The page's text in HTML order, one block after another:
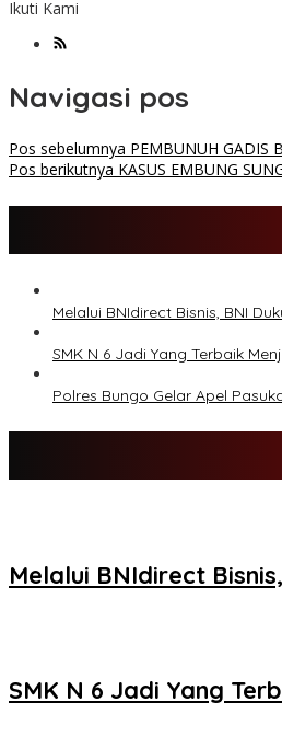
Ikuti Kami
Navigasi pos
Pos sebelumnya PEMBUNUH GADIS
Pos berikutnya KASUS EMBUNG
Melalui BNIdirect Bisnis, BNI
SMK N 6 Jadi Yang Terbaik
Polres Bungo Gelar Apel
Melalui BNIdirect
SMK N 6 Jadi Yang